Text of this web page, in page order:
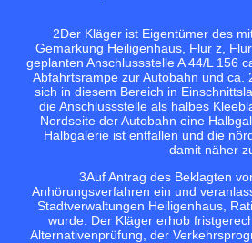
2Der Kläger ist Eigentümer des
Gemarkung Heiligenhaus, Flur z,
geplanten Anschlussstelle A 44/L 156
Abfahrtsrampe zur Autobahn und
sich in diesem Bereich in
die Anschlussstelle als halbes
Nordseite der Autobahn eine
Halbgalerie ist entfallen und die
damit näher
3Auf Antrag des Beklagten
Anhörungsverfahren ein und
Stadtverwaltungen Heiligenhaus,
wurde. Der Kläger erhob
Alternativenprüfung, der